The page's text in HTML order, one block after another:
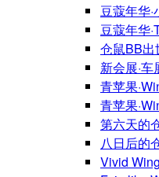
豆蔻年华·
豆蔻年华
仓鼠BB出
新会展·车
青苹果
青苹果
第六天的
八日后的
Vivid